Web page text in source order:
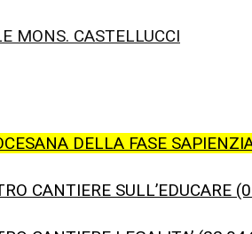
MONS. CASTELLUCCI
DELLA FASE
CANTIERE SULL’EDUCARE